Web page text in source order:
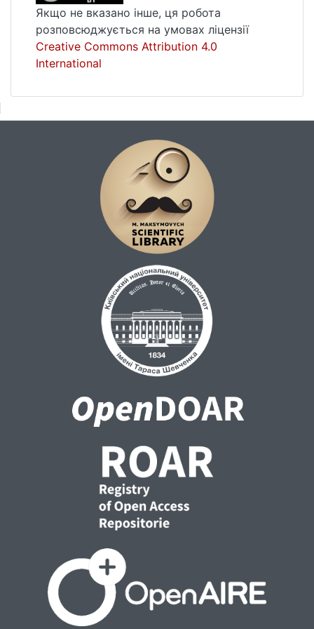
промисловості та високотехнологічних
галузях явно домінують найбільш
високорозвинені економіки.
Машинобудування за своєю природою є
дуже дифференційованою галуззю, окремі
автомобілів, прилади) або сильно
залежать від наявності ємного
внутрішнього ринку та/або входження до
економічного союзу (важке, електронне та
електричне, автомобільне). Так само
важливий доступ до ємного ринку
економічного союзу для меблевої
промисловості та виробництва іграшок та
ігор. Останні дві галузі як і
середньотехнологічне машинобудування
можуть одержати додатковий поштовх
для розвитку у разі інтеграції України в
Ключові слова: величина економіки,
міжнародна торгівля, економічна
інтеграція, Європейський Союз, ефект
Якщо не вказано інше, ця робота
розповсюджується на умовах ліцензії
Creative Commons Attribution 4.0
International